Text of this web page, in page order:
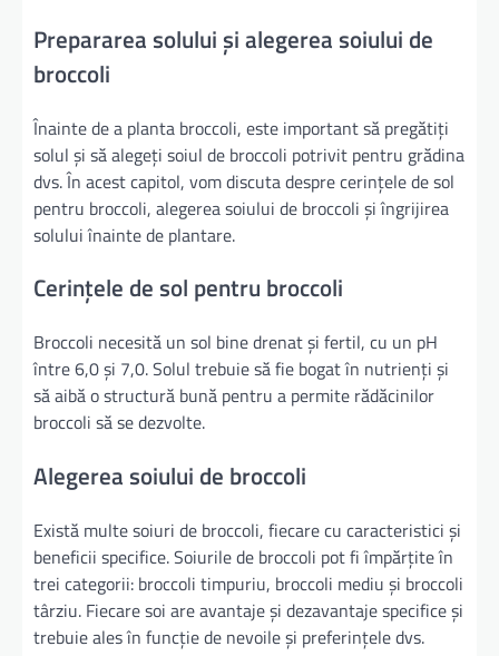
Prepararea solului și alegerea soiului de
broccoli
Înainte de a planta broccoli, este important să pregătiți
solul și să alegeți soiul de broccoli potrivit pentru grădina
dvs. În acest capitol, vom discuta despre cerințele de sol
pentru broccoli, alegerea soiului de broccoli și îngrijirea
solului înainte de plantare.
Cerințele de sol pentru broccoli
Broccoli necesită un sol bine drenat și fertil, cu un pH
între 6,0 și 7,0. Solul trebuie să fie bogat în nutrienți și
să aibă o structură bună pentru a permite rădăcinilor
broccoli să se dezvolte.
Alegerea soiului de broccoli
Există multe soiuri de broccoli, fiecare cu caracteristici și
beneficii specifice. Soiurile de broccoli pot fi împărțite în
trei categorii: broccoli timpuriu, broccoli mediu și broccoli
târziu. Fiecare soi are avantaje și dezavantaje specifice și
trebuie ales în funcție de nevoile și preferințele dvs.